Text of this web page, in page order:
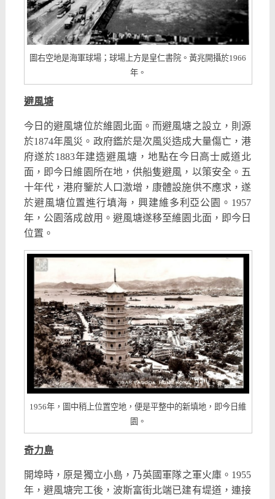
圖右空地是海軍球場；球場上方是皇仁書院。黃兆開攝於1966
年。
避風塘
今日的避風塘位於維園北面。而避風塘之設立，則源
於1874年風災。政府鑑於是次風災造成大量傷亡，港
府遂於1883年建造避風塘，地點在今日高士威道北
面，即今日維園所在地，供船隻避風，以策安全。五
十年代，港府鑒於人口激增，康體設施供不應求，遂
於避風塘位置進行填海，興建維多利亞公園。1957
年，公園落成啟用。避風塘遂移至維園北面，即今日
位置。
1956年，圖中稍上位置空地，便是平整中的新填地，即今日維
園。
奇力島
開埠時，原是獨立小島，乃英國軍隊之軍火庫。1955
年，避風塘完工後，波斯富街北端已建有堤道，連接